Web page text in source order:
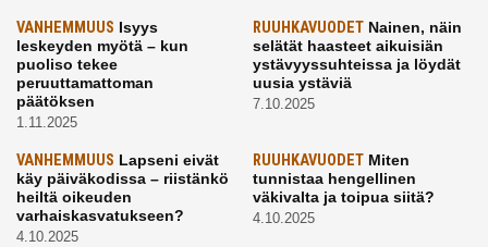
VANHEMMUUS Isyys
leskeyden myötä – kun
puoliso tekee
peruuttamattoman
päätöksen
1.11.2025
RUUHKAVUODETNainen, näin
selätät haasteet aikuisiän
ystävyyssuhteissa ja löydät
uusia ystäviä
7.10.2025
VANHEMMUUS Lapseni eivät
käy päiväkodissa – riistänkö
heiltä oikeuden
varhaiskasvatukseen?
4.10.2025
RUUHKAVUODETMiten
tunnistaa hengellinen
väkivalta ja toipua siitä?
4.10.2025